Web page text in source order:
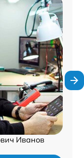
Иванов